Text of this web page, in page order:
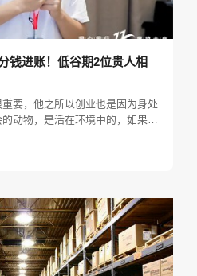
钱进账！低谷期2位贵人相
要，他之所以创业也是因为身处
动物，是活在环境中的，如果每
么样的生活，进入高端的圈